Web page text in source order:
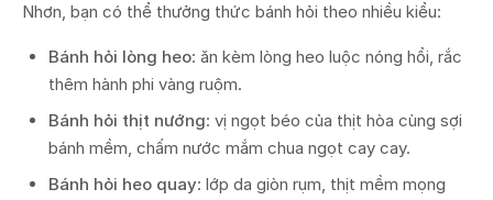
Nhơn, bạn có thể thưởng thức bánh hỏi theo nhiều kiểu:
Bánh hỏi lòng heo: ăn kèm lòng heo luộc nóng hổi, rắc
thêm hành phi vàng ruộm.
Bánh hỏi thịt nướng: vị ngọt béo của thịt hòa cùng sợi
bánh mềm, chấm nước mắm chua ngọt cay cay.
Bánh hỏi heo quay: lớp da giòn rụm, thịt mềm mọng